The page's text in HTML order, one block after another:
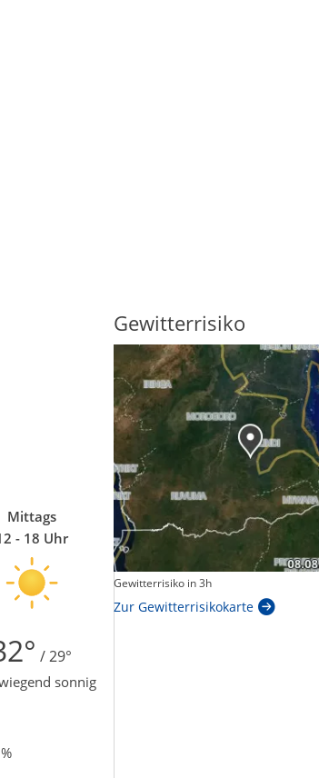
Mittags
- 18 Uhr
/ 29°
sonnig
Gewitterrisiko
Gewitterrisiko in 3h
Zur Gewitterrisikokarte